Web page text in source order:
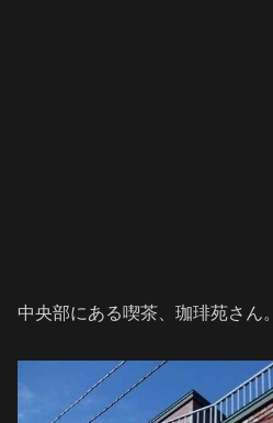
中央部にある喫茶、珈琲苑さん。